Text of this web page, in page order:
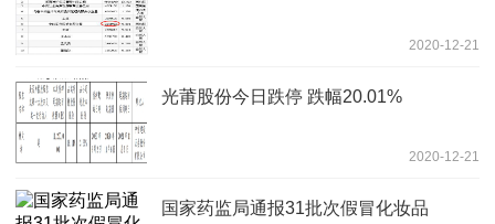
2020-12-21
光莆股份今日跌停 跌幅20.01%
2020-12-21
国家药监局通报31批次假冒化妆品